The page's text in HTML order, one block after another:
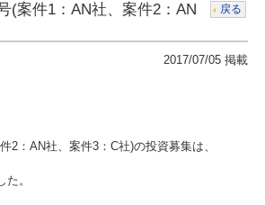
(案件1：AN社、案件2：AN 戻る
2017/07/05 掲載
2：AN社、案件3：C社)の投資募集は、
。